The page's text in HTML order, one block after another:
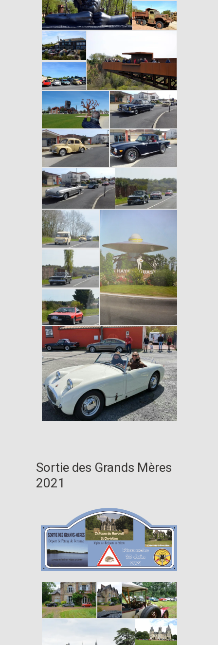
Sortie des Grands Mères
2021